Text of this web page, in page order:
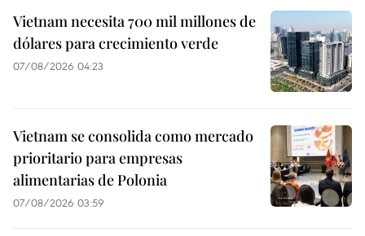
Vietnam necesita 700 mil millones de
dólares para crecimiento verde
07/08/2026 04:23
Vietnam se consolida como mercado
prioritario para empresas
alimentarias de Polonia
07/08/2026 03:59